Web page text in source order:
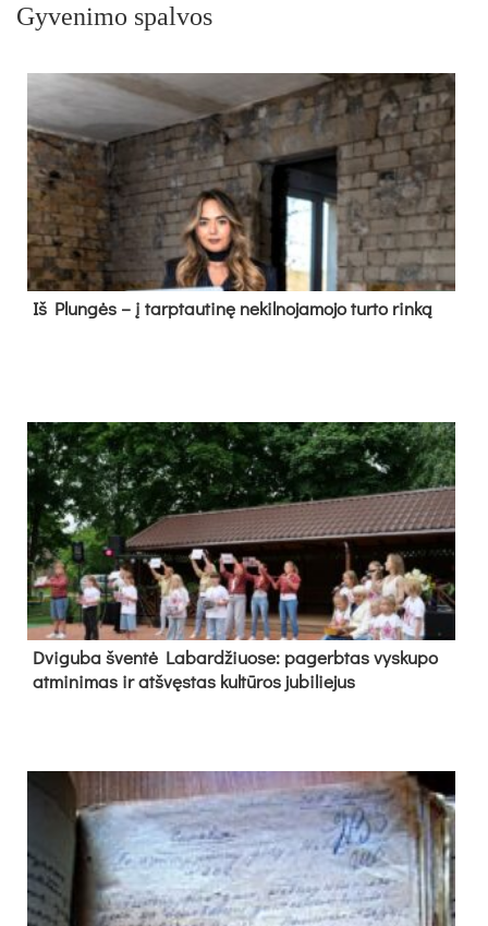
Gyvenimo spalvos
Iš Plungės – į tarptautinę nekilnojamojo turto rinką
Dvi­gu­ba šven­tė La­bar­džiuo­se: pa­gerb­tas vys­ku­po
at­mi­ni­mas ir at­švęs­tas kul­tū­ros ju­bi­lie­jus